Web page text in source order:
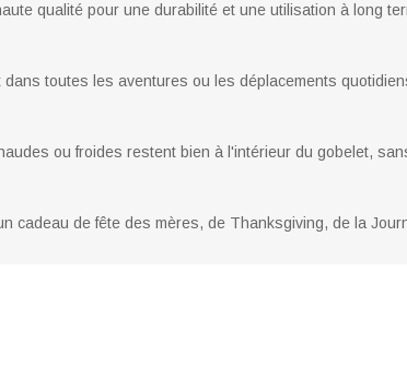
qualité pour une durabilité et une utilisation à long
toutes les aventures ou les déplacements
ou froides restent bien à l'intérieur du gobelet,
cadeau de fête des mères, de Thanksgiving, de la